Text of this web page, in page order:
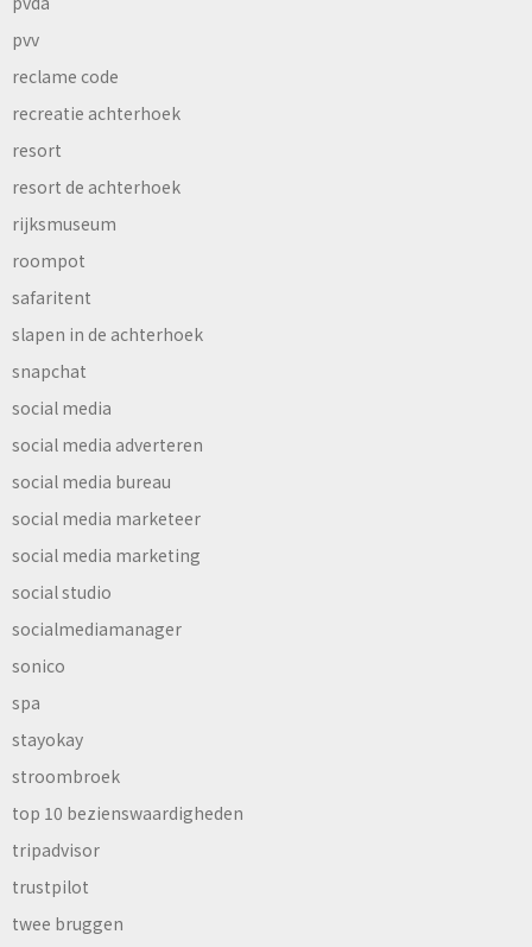
pvv
reclame code
recreatie achterhoek
resort
resort de achterhoek
rijksmuseum
roompot
safaritent
slapen in de achterhoek
snapchat
social media
social media adverteren
social media bureau
social media marketeer
social media marketing
social studio
socialmediamanager
sonico
spa
stayokay
stroombroek
top 10 bezienswaardigheden
tripadvisor
trustpilot
twee bruggen